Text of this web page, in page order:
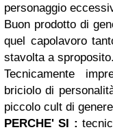
personaggio
Buon prodotto di
quel capolavoro
stavolta a sproposito.
Tecnicamente
briciolo di
piccolo cult di
PERCHE' SI :